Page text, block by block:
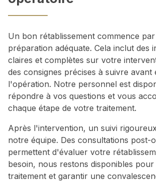
Un bon rétablissement commence
préparation adéquate. Cela inclut des
claires et complètes sur votre
des consignes précises à suivre avant
l'opération. Notre personnel est
répondre à vos questions et vous
chaque étape de votre traitement.
Après l'intervention, un suivi
notre équipe. Des consultations post-
permettent d'évaluer votre
besoin, nous restons disponibles
traitement et garantir une